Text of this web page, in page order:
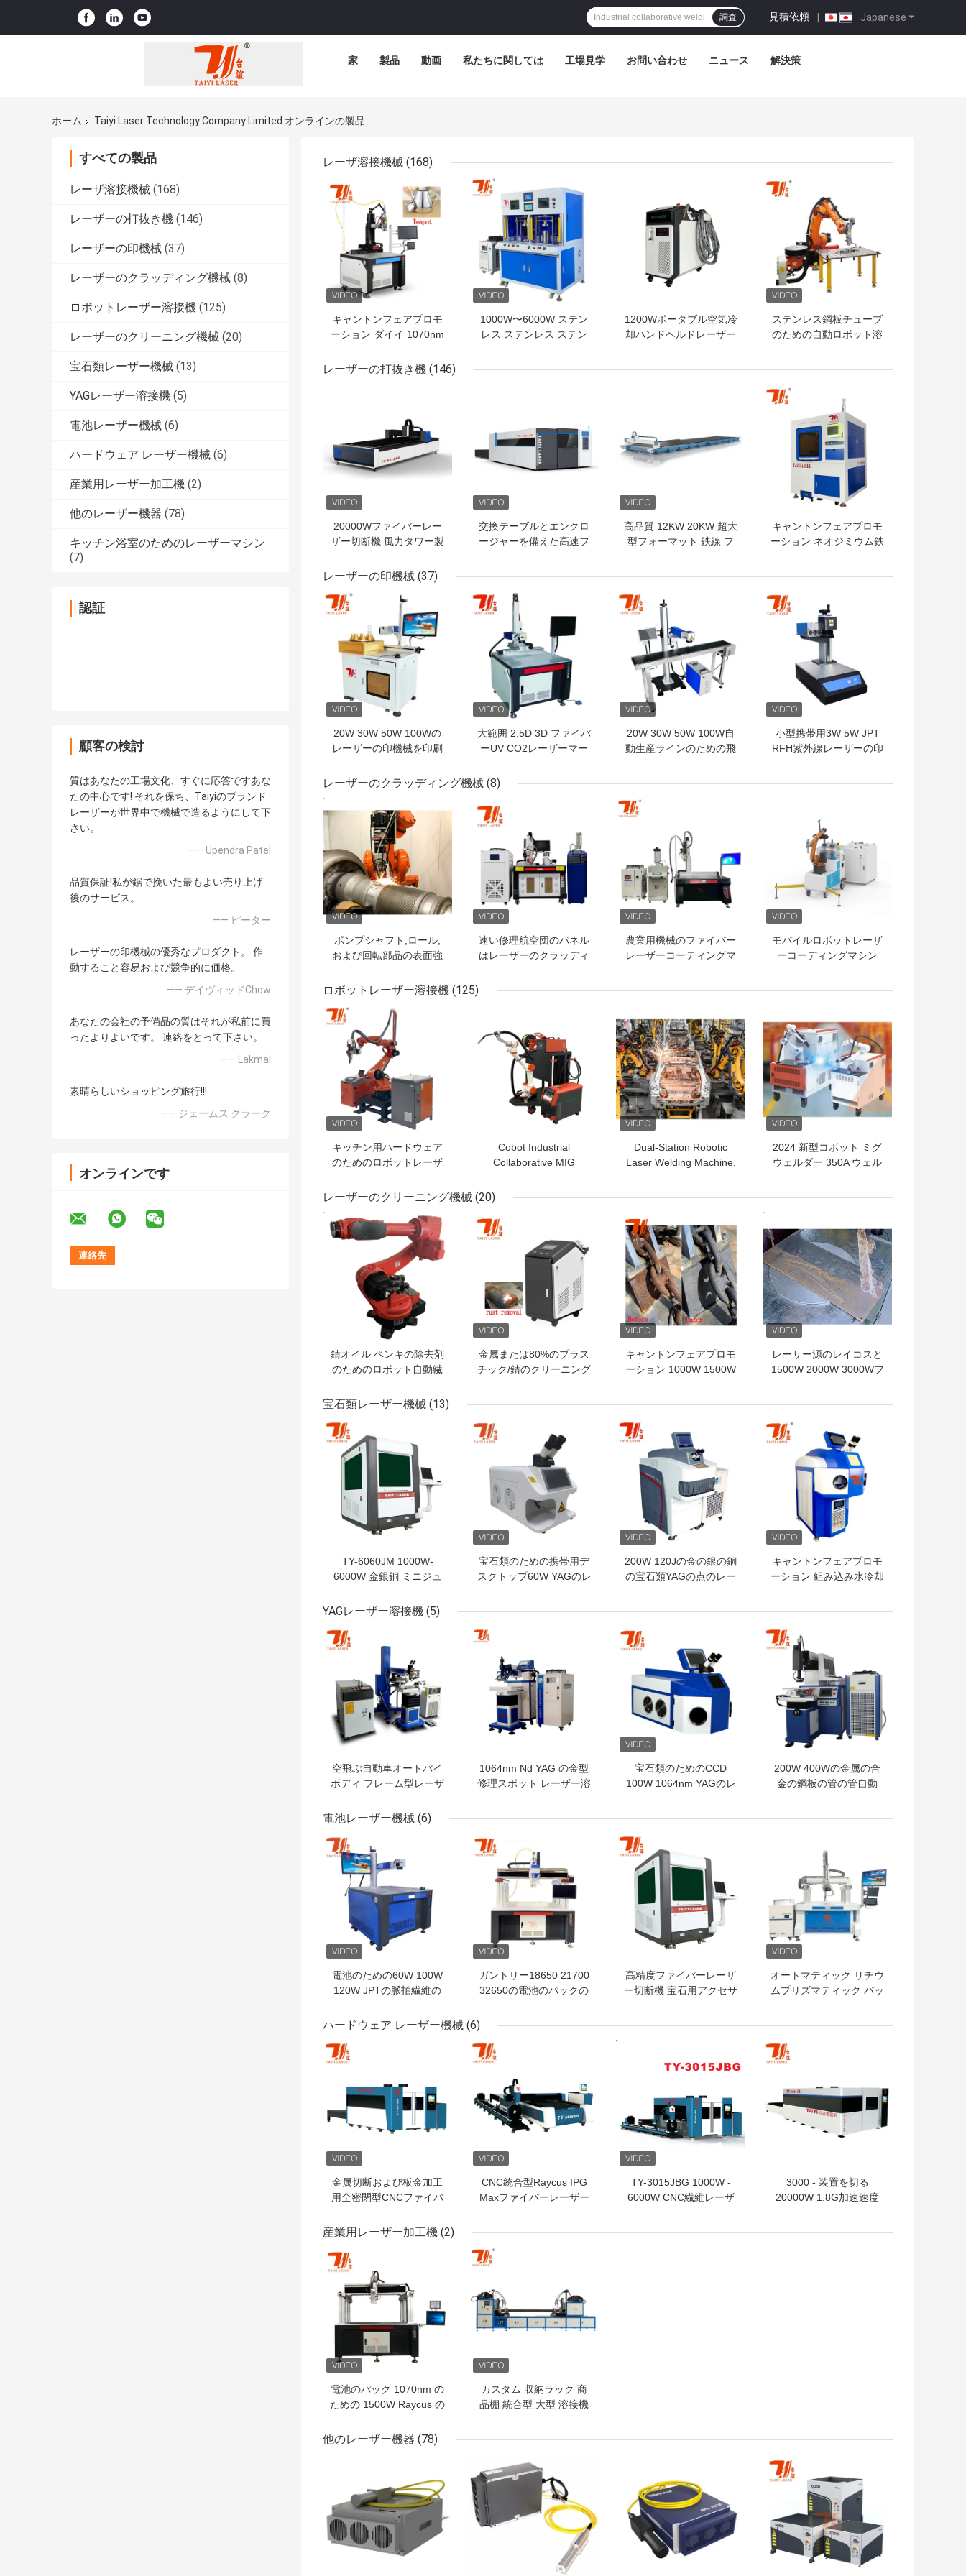
Japanese
見積依頼 |
調査
家 製品 動画 私たちに関しては 工場見学 お問い合わせ ニュース 解決策
ホーム Taiyi Laser Technology Company Limited オンラインの製品
すべての製品
レーザ溶接機械 (168)
レーザーの打抜き機 (146)
レーザーの印機械 (37)
レーザーのクラッディング機械 (8)
ロボットレーザー溶接機 (125)
レーザーのクリーニング機械 (20)
宝石類レーザー機械 (13)
YAGレーザー溶接機 (5)
電池レーザー機械 (6)
ハードウェア レーザー機械 (6)
産業用レーザー加工機 (2)
他のレーザー機器 (78)
キッチン浴室のためのレーザーマシン
(7)
認証
顧客の検討
質はあなたの工場文化、すぐに応答ですあな
たの中心です! それを保ち、Taiyiのブランド
レーザーが世界中で機械で造るようにして下
さい。
—— Upendra Patel
品質保証!私が鋸で挽いた最もよい売り上げ
後のサービス。
—— ピーター
レーザーの印機械の優秀なプロダクト。 作
動すること容易および競争的に価格。
—— デイヴィッドChow
あなたの会社の予備品の質はそれが私前に買
ったよりよいです。 連絡をとって下さい。
—— Lakmal
素晴らしいショッピング旅行!!!
—— ジェームス クラーク
オンラインです
レーザ溶接機械 (168)
キャントンフェアプロモ
ーション ダイイ 1070nm
レーザー溶接機 高精度
ベストプライス
1000W〜6000W ステン
レス ステンレス ステン
ベストプライス
1200Wポータブル空気冷
却ハンドヘルドレーザー
ステンレス鋼板チューブ
のための自動ロボット溶
ベストプライス
レーザーの打抜き機 (146)
20000Wファイバーレー
ザー切断機 風力タワー製
交換テーブルとエンクロ
ージャーを備えた高速フ
高品質 12KW 20KW 超大
型フォーマット 鉄線 フ
キャントンフェアプロモ
ーション ネオジミウム鉄
ベストプライス
レーザーの印機械 (37)
20W 30W 50W 100Wの
レーザーの印機械を印刷
転式導かれた球根のロゴ
ベストプライス
大範囲 2.5D 3D ファイバ
ーUV CO2レーザーマー
ドレーザーマーキングマ
ベストプライス
20W 30W 50W 100W自
動生産ラインのための飛
ベストプライス
小型携帯用3W 5W JPT
RFH紫外線レーザーの印
ベストプライス
レーザーのクラッディング機械 (8)
ポンプシャフト,ロール,
および回転部品の表面強
ザーコーティングマシン
速い修理航空団のパネル
はレーザーのクラッディ
ベストプライス
農業用機械のファイバー
レーザーコーティングマ
ベストプライス
モバイルロボットレーザ
ーコーディングマシン
ロボットレーザー溶接機 (125)
キッチン用ハードウェア
のためのロボットレーザ
エステティック溶接
ベストプライス
Cobot Industrial
Collaborative MIG
Welding Thick Plates
Dual-Station Robotic
Laser Welding Machine,
2024 新型コボット ミグ
ウェルダー 350A ウェル
レーザーのクリーニング機械 (20)
錆オイル ペンキの除去剤
のためのロボット自動繊
グ機械
ベストプライス
金属または80%のプラス
チック/錆のクリーニング
ベストプライス
キャントンフェアプロモ
ーション 1000W 1500W
オイル ハンドヘルドレー
ザー・クリーニング・マ
シン
ベストプライス
レーサー源のレイコスと
1500W 2000W 3000Wフ
宝石類レーザー機械 (13)
TY-6060JM 1000W-
6000W 金銀銅 ミニジュ
ファイバーレーザー切断
ベストプライス
宝石類のための携帯用デ
スクトップ60W YAGのレ
ベストプライス
200W 120Jの金の銀の銅
の宝石類YAGの点のレー
ベストプライス
キャントンフェアプロモ
ーション 組み込み水冷却
ベストプライス
YAGレーザー溶接機 (5)
空飛ぶ自動車オートバイ
ボディ フレーム型レーザ
ベストプライス
1064nm Nd YAG の金型
修理スポット レーザー溶
ベストプライス
宝石類のためのCCD
100W 1064nm YAGのレ
ベストプライス
200W 400Wの金属の合
金の鋼板の管の管自動
ベストプライス
電池レーザー機械 (6)
電池のための60W 100W
120W JPTの脈拍繊維の
ベストプライス
ガントリー18650 21700
32650の電池のパックの
ベストプライス
高精度ファイバーレーザ
ー切断機 宝石用アクセサ
ベストプライス
オートマティック リチウ
ムプリズマティック バッ
ハードウェア レーザー機械 (6)
金属切断および板金加工
用全密閉型CNCファイバ
得な価格
ベストプライス
CNC統合型Raycus IPG
Maxファイバーレーザー
ベストプライス
TY-3015JBG 1000W -
6000W CNC繊維レーザ
3000 - 装置を切る
20000W 1.8G加速速度
ベストプライス
産業用レーザー加工機 (2)
電池のパック 1070nm の
ための 1500W Raycus の
ベストプライス
カスタム 収納ラック 商
品棚 統合型 大型 溶接機
ベストプライス
他のレーザー機器 (78)
ベストプライス ベストプライス